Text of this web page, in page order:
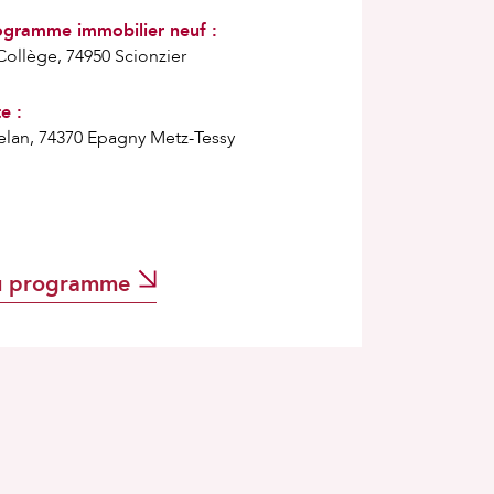
immobilier neuf :
74950 Scionzier
:
74370 Epagny Metz-Tessy
programme